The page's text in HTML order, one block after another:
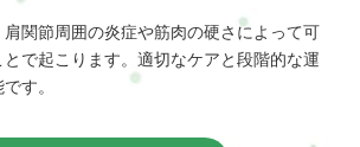
関節周囲の炎症や筋肉の硬さによって可
で起こります。適切なケアと段階的な運
す。